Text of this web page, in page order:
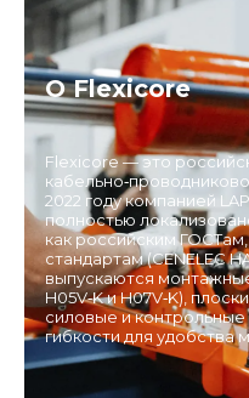
О Flexicore
Flexicore — это
2022 году компанией
полностью
как российским
стандартам (CENELEC
выпускаются
H05V‑K и H07V‑K),
силовые и
гибкости для удобства